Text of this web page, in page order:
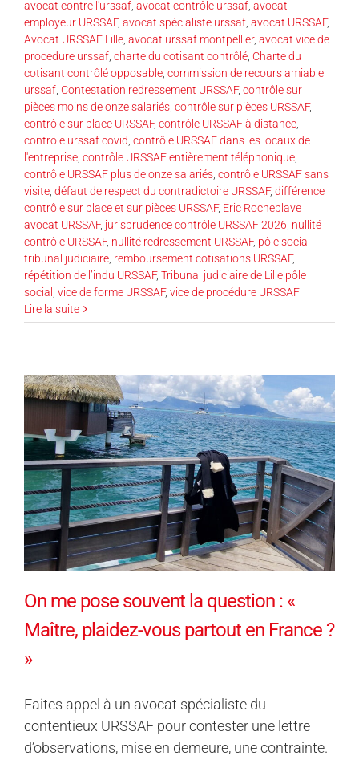
avocat contre l'urssaf avocat contrôle urssaf avocat
employeur URSSAF, avocat spécialiste urssaf avocat URSSAF,
Avocat URSSAF Lille avocat urssaf montpellier, avocat vice de
procedure urssaf charte du cotisant contrôlé Charte du
cotisant contrôlé opposable commission de recours amiable
urssaf Contestation redressement URSSAF, contrôle sur
pièces moins de onze salariés contrôle sur pièces URSSAF,
contrôle sur place URSSAF, contrôle URSSAF à distance
controle urssaf covid contrôle URSSAF dans les locaux de
l'entreprise contrôle URSSAF entièrement téléphonique
contrôle URSSAF plus de onze salariés contrôle URSSAF sans
visite défaut de respect du contradictoire URSSAF, différence
contrôle sur place et sur pièces URSSAF, Eric Rocheblave
avocat URSSAF, jurisprudence contrôle URSSAF 2026 nullité
contrôle URSSAF, nullité redressement URSSAF, pôle social
tribunal judiciaire remboursement cotisations URSSAF,
répétition de l’indu URSSAF, Tribunal judiciaire de Lille pôle
social
vice de forme URSSAF, vice de procédure URSSAF
Lire la suite
On me pose souvent la question : «
Maître, plaidez-vous partout en France ?
»
Faites appel à un avocat spécialiste du
contentieux URSSAF pour contester une lettre
d’observations, mise en demeure, une contrainte.